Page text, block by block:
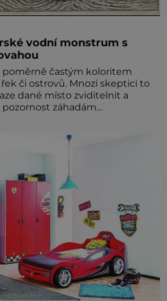
vodní monstrum s
poměrně častým koloritem
či ostrovů. Mnozí skeptici to
dané místo zviditelnit a
záhadám